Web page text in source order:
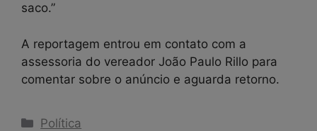
saco.”
A reportagem entrou em contato com a
assessoria do vereador João Paulo Rillo para
comentar sobre o anúncio e aguarda retorno.
Categorias
Política